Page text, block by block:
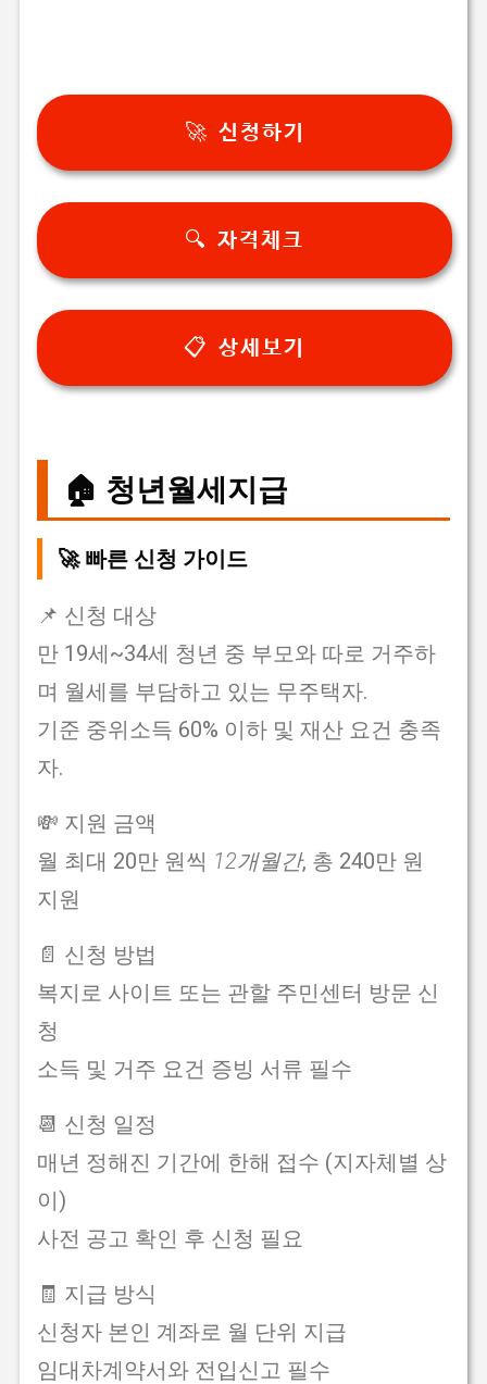
🚀 신청하기
🔍 자격체크
📋 상세보기
🏠 청년월세지급
🚀 빠른 신청 가이드
📌 신청 대상
만 19세~34세 청년 중 부모와 따로 거주하
며 월세를 부담하고 있는 무주택자.
기준 중위소득 60% 이하 및 재산 요건 충족
자.
💸 지원 금액
월 최대 20만 원씩 12개월간, 총 240만 원
지원
📄 신청 방법
복지로 사이트 또는 관할 주민센터 방문 신
청
소득 및 거주 요건 증빙 서류 필수
📆 신청 일정
매년 정해진 기간에 한해 접수 (지자체별 상
이)
사전 공고 확인 후 신청 필요
🧾 지급 방식
신청자 본인 계좌로 월 단위 지급
임대차계약서와 전입신고 필수